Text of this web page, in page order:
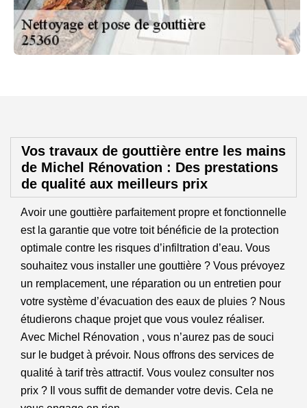
Vos travaux de gouttière entre les mains
de Michel Rénovation : Des prestations
de qualité aux meilleurs prix
Avoir une gouttière parfaitement propre et fonctionnelle
est la garantie que votre toit bénéficie de la protection
optimale contre les risques d’infiltration d’eau. Vous
souhaitez vous installer une gouttière ? Vous prévoyez
un remplacement, une réparation ou un entretien pour
votre système d’évacuation des eaux de pluies ? Nous
étudierons chaque projet que vous voulez réaliser.
Avec Michel Rénovation , vous n’aurez pas de souci
sur le budget à prévoir. Nous offrons des services de
qualité à tarif très attractif. Vous voulez consulter nos
prix ? Il vous suffit de demander votre devis. Cela ne